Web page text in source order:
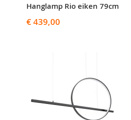
Hanglamp Rio eiken 79cm
€ 439,00